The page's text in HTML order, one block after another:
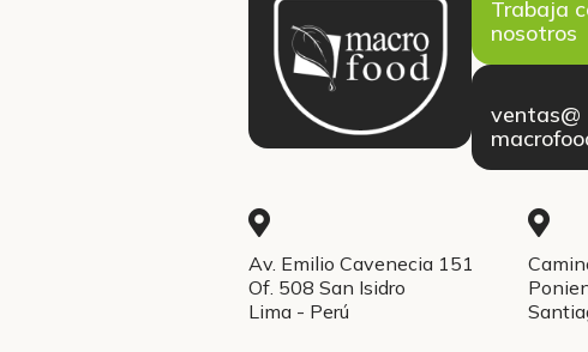
Trabaja
nosotros
ventas@
Av. Emilio Cavenecia 151
Of. 508 San Isidro
Lima - Perú